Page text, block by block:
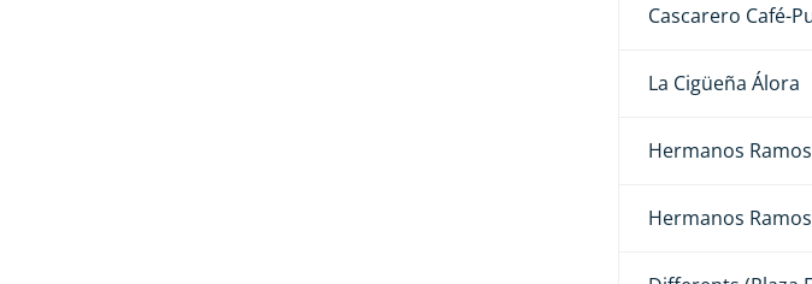
Cascarero Café-
La Cigüeña Álora
Hermanos
Hermanos